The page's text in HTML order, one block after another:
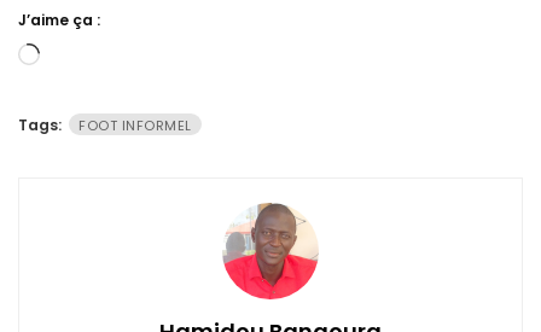
J’aime ça :
Chargement…
Tags: FOOT INFORMEL